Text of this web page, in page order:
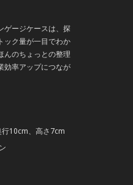
ゲージケースは、探
ック量が一目でわか
んのちょっとの整理
効率アップにつなが
10cm、高さ7cm